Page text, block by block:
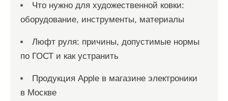
Что нужно для художественной ковки:
оборудование, инструменты, материалы
Люфт руля: причины, допустимые нормы
по ГОСТ и как устранить
Продукция Apple в магазине электроники
в Москве